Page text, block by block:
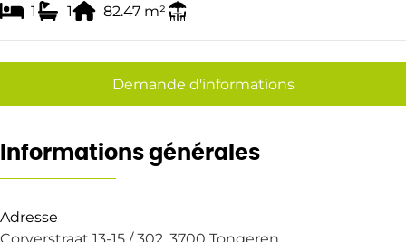
1 1 82.47 m²
Demande d'informations
Informations générales
Adresse